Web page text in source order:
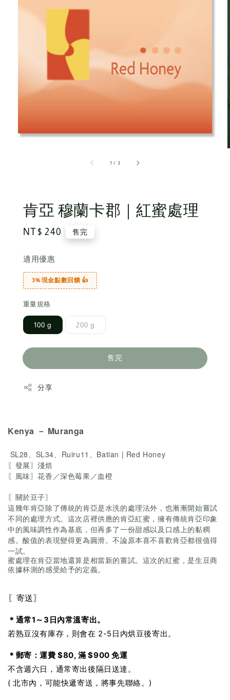
1 / 3
肯亞 穆蘭卡郡｜紅蜜處理
Regular
NT$ 240 售完
適用優惠
3% 現金點數回饋 👍
重量規格
100 g 200 g
售完
分享
Kenya － Muranga
SL28、SL34、Ruiru11、Batian | Red Honey
〖發展〗淺焙
〖風味〗花香／深色莓果／血橙
〖關於豆子〗
這幾年肯亞除了傳統的肯亞是水洗的處理法外，也漸漸開始嘗試
不同的處理方式。這次店裡供應的肯亞紅蜜，擁有傳統肯亞印象
中的風味調性作為基底，但再多了一份甜感以及口感上的黏稠
感。酸值的表現變得更為圓滑。不論原本喜不喜歡肯亞都很值得
一試。
蜜處理在肯亞當地還算是相當新的嘗試。這次的紅蜜，是生豆商
依據杯測的感受給予的定義。
〖寄送〗
＊通常1～3日內常溫寄出。
若熟豆沒有庫存，則會在 2-5日內烘豆後寄出。
＊郵寄：運費 $80, 滿 $900 免運
不含週六日，通常寄出後隔日送達。
( 北市內，可能快遞寄送，將事先聯絡。)